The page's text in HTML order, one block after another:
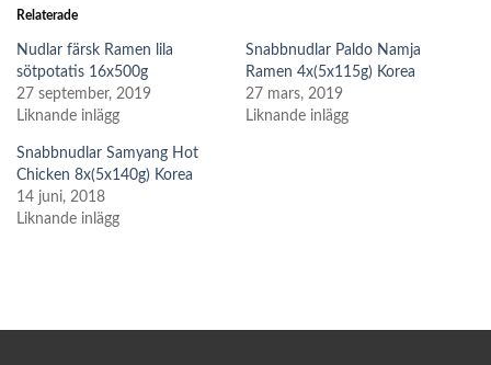
Relaterade
Nudlar färsk Ramen lila
sötpotatis 16x500g
27 september, 2019
Liknande inlägg
Snabbnudlar Paldo Namja
Ramen 4x(5x115g) Korea
27 mars, 2019
Liknande inlägg
Snabbnudlar Samyang Hot
Chicken 8x(5x140g) Korea
14 juni, 2018
Liknande inlägg